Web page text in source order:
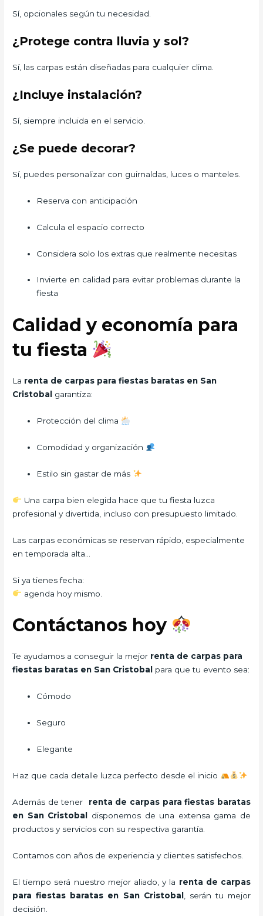
Sí, opcionales según tu necesidad.
¿Protege contra lluvia y sol?
Sí, las carpas están diseñadas para cualquier clima.
¿Incluye instalación?
Sí, siempre incluida en el servicio.
¿Se puede decorar?
Sí, puedes personalizar con guirnaldas, luces o manteles.
Reserva con anticipación
Calcula el espacio correcto
Considera solo los extras que realmente necesitas
Invierte en calidad para evitar problemas durante la
fiesta
Calidad y economía para
tu fiesta
La renta de carpas para fiestas baratas en San
Cristobal garantiza:
Protección del clima
Comodidad y organización
Estilo sin gastar de más
Una carpa bien elegida hace que tu fiesta luzca
profesional y divertida, incluso con presupuesto limitado.
Las carpas económicas se reservan rápido, especialmente
en temporada alta…
Si ya tienes fecha:
agenda hoy mismo.
Contáctanos hoy
Te ayudamos a conseguir la mejor renta de carpas para
fiestas baratas en San Cristobal para que tu evento sea:
Cómodo
Seguro
Elegante
Haz que cada detalle luzca perfecto desde el inicio
Además de tener renta de carpas para fiestas baratas
en San Cristobal
disponemos de una extensa gama de
productos y servicios con su respectiva garantía.
Contamos con años de experiencia y clientes satisfechos.
El tiempo será nuestro mejor aliado, y la renta de carpas
para fiestas baratas en San Cristobal,
serán tu mejor
decisión.